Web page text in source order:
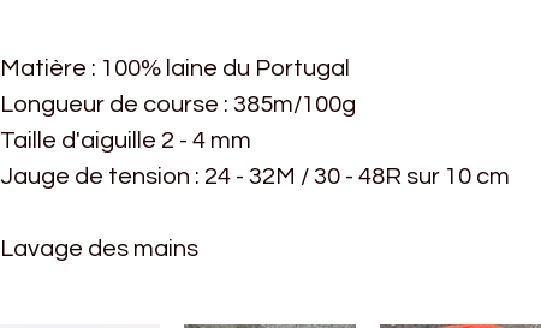
Matière : 100% laine du Portugal
Longueur de course : 385m/100g
Taille d'aiguille 2 - 4 mm
Jauge de tension : 24 - 32M / 30 - 48R sur 10 cm
Lavage des mains